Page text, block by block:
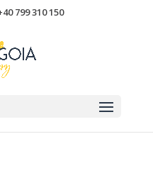
799 310 150